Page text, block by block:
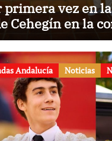
vez en
Cehegín en la
de su 125
Andalucía Noticias